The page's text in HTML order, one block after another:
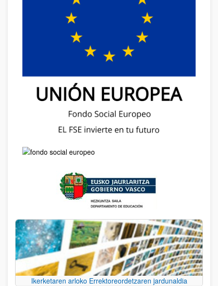
Ikerketaren arloko Errektoreordetzaren jardunaldia